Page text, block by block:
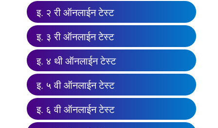
इ. २ री ऑनलाईन टेस्ट
इ. ३ री ऑनलाईन टेस्ट
इ. ४ थी ऑनलाईन टेस्ट
इ. ५ वी ऑनलाईन टेस्ट
इ. ६ वी ऑनलाईन टेस्ट